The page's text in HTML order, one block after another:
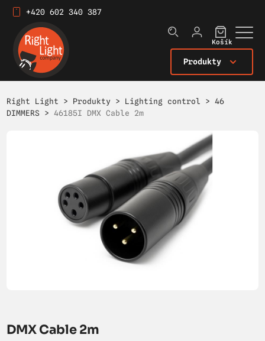
+420 602 340 387
Produkty
Košík
Right Light > Produkty > Lighting control >46
DIMMERS >46185I DMX Cable 2m
DMX Cable 2m